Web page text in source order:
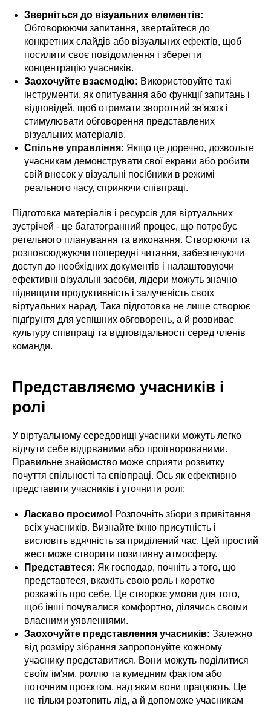
Зверніться до візуальних елементів:
Обговорюючи запитання, звертайтеся до
конкретних слайдів або візуальних ефектів, щоб
посилити своє повідомлення і зберегти
концентрацію учасників.
Заохочуйте взаємодію: Використовуйте такі
інструменти, як опитування або функції запитань і
відповідей, щоб отримати зворотний зв'язок і
стимулювати обговорення представлених
візуальних матеріалів.
Спільне управління: Якщо це доречно, дозвольте
учасникам демонструвати свої екрани або робити
свій внесок у візуальні посібники в режимі
реального часу, сприяючи співпраці.
Підготовка матеріалів і ресурсів для віртуальних
зустрічей - це багатогранний процес, що потребує
ретельного планування та виконання. Створюючи та
розповсюджуючи попередні читання, забезпечуючи
доступ до необхідних документів і налаштовуючи
ефективні візуальні засоби, лідери можуть значно
підвищити продуктивність і залученість своїх
віртуальних нарад. Така підготовка не лише створює
підґрунтя для успішних обговорень, а й розвиває
культуру співпраці та відповідальності серед членів
команди.
Представляємо учасників і
ролі
У віртуальному середовищі учасники можуть легко
відчути себе відірваними або проігнорованими.
Правильне знайомство може сприяти розвитку
почуття спільності та співпраці. Ось як ефективно
представити учасників і уточнити ролі:
Ласкаво просимо! Розпочніть збори з привітання
всіх учасників. Визнайте їхню присутність і
висловіть вдячність за приділений час. Цей простий
жест може створити позитивну атмосферу.
Представтеся: Як господар, почніть з того, що
представтеся, вкажіть свою роль і коротко
розкажіть про себе. Це створює умови для того,
щоб інші почувалися комфортно, ділячись своїми
власними уявленнями.
Заохочуйте представлення учасників: Залежно
від розміру зібрання запропонуйте кожному
учаснику представитися. Вони можуть поділитися
своїм ім'ям, роллю та кумедним фактом або
поточним проєктом, над яким вони працюють. Це
не тільки розтопить лід, а й допоможе учасникам